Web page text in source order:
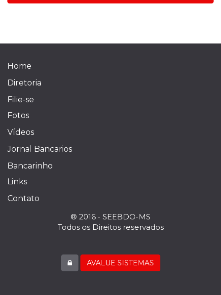
Home
Diretoria
Filie-se
Fotos
Vídeos
Jornal Bancarios
Bancarinho
Links
Contato
® 2016 - SEEBDO-MS
Todos os Direitos reservados
AVALUE SISTEMAS